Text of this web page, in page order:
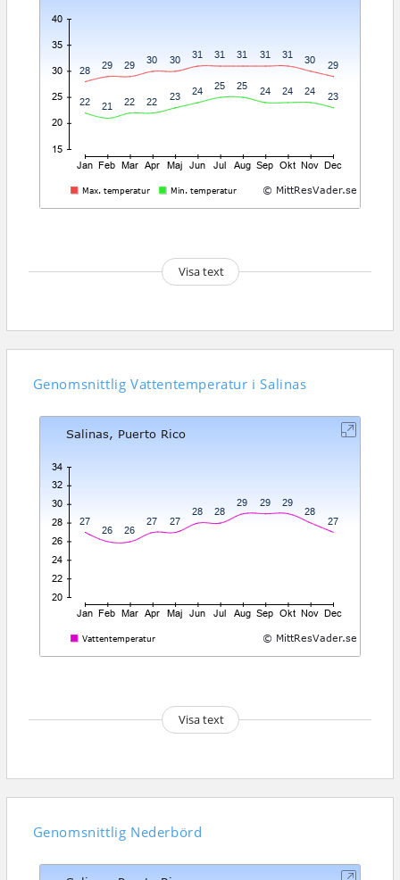
Visa text
Genomsnittlig Vattentemperatur i Salinas
Visa text
Genomsnittlig Nederbörd